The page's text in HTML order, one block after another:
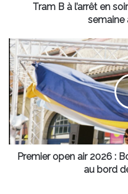
t’attend
à
Bordeaux
Tram B à l’arrêt en
semaine
Premier
open
air
2026
:
Bordeaux
sort
de
l’hibernation
Premier open air 2026 :
au bord